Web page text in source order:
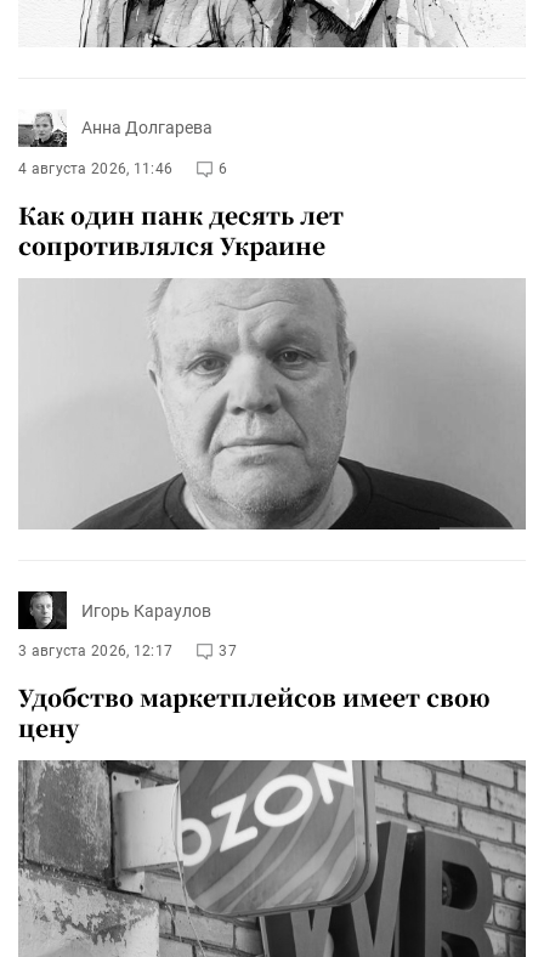
Анна Долгарева
4 августа 2026, 11:46 6
Как один панк десять лет
сопротивлялся Украине
Игорь Караулов
3 августа 2026, 12:17 37
Удобство маркетплейсов имеет свою
цену